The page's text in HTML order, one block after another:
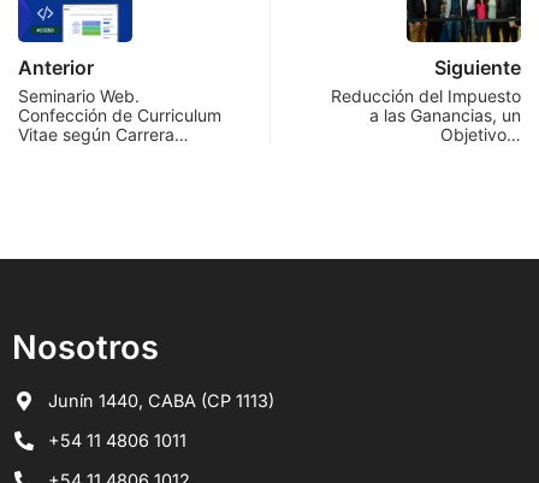
Anterior
Seminario Web.
Confección de Curriculum
Vitae según Carrera…
Siguiente
Reducción del Impuesto
a las Ganancias, un
Objetivo…
Nosotros
Junín 1440, CABA (CP 1113)
+54 11 4806 1011